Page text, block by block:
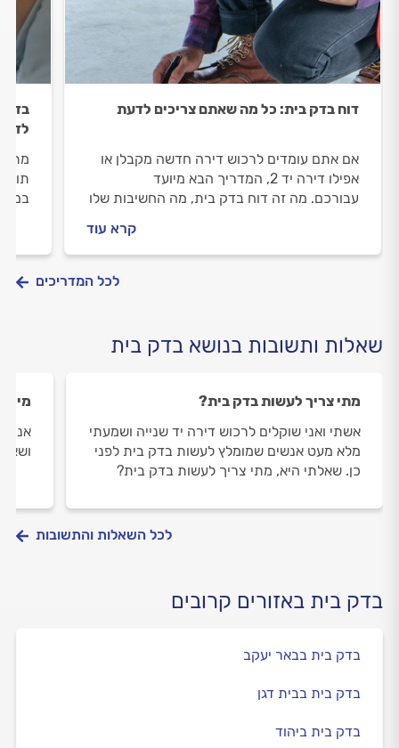
דוח בדק בית: כל מה שאתם צריכים לדעת
אם אתם עומדים לרכוש דירה חדשה מקבלן או
אפילו דירה יד 2, המדריך הבא מיועד
עבורכם. מה זה דוח בדק בית, מה החשיבות שלו
קרא עוד
בדק
לכל המדריכים
שאלות ותשובות בנושא בדק בית
מתי צריך לעשות בדק בית?
אשתי ואני שוקלים לרכוש דירה יד שנייה ושמעתי
מלא מעט אנשים שמומלץ לעשות בדק בית לפני
כן. שאלתי היא, מתי צריך לעשות בדק בית?
מי
אני
לכל השאלות והתשובות
בדק בית באזורים קרובים
בדק בית בבאר יעקב
בדק בית בבית דגן
בדק בית ביהוד